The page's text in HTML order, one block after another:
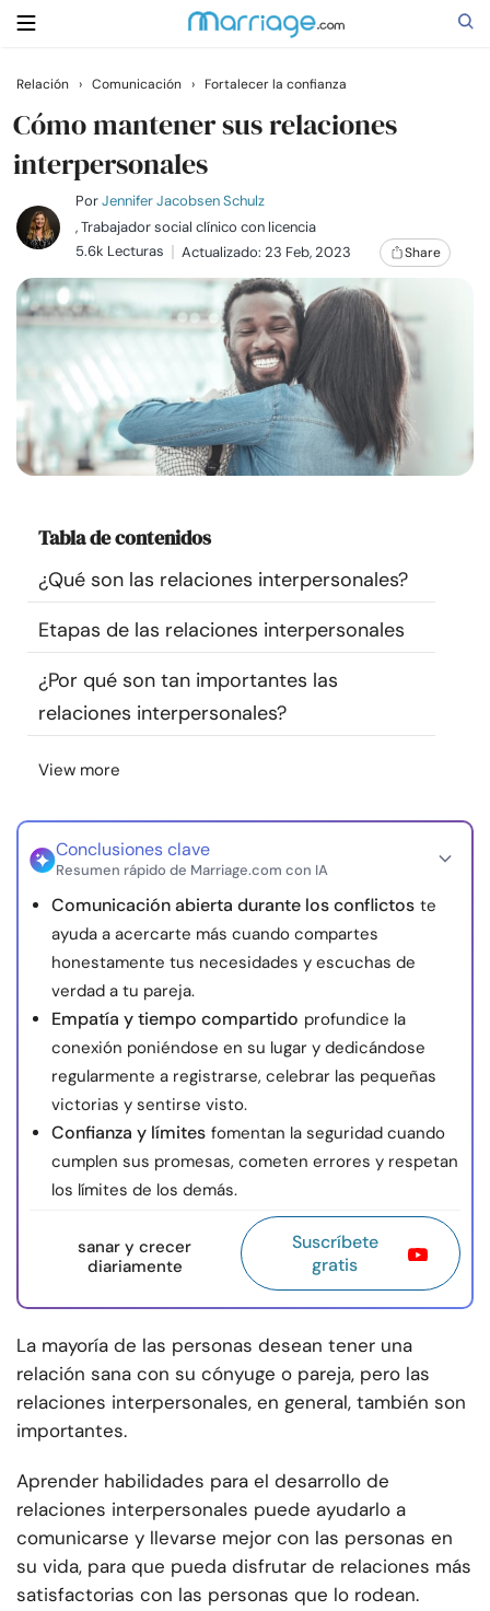
Buscar
Casarse
Relaciones
Familia
Ayuda
Cursos
Comunidad
Encuentra un terapeuta
Idioma
nosotros
© Copyright 2026. Todos los derechos reservados.
Relación › Comunicación › Fortalecer la confianza
Cómo mantener sus relaciones
interpersonales
PorJennifer Jacobsen Schulz
, Trabajador social clínico con licencia
5.6k Lecturas
Actualizado: 23 Feb, 2023 Share
Tabla de contenidos
¿Qué son las relaciones interpersonales?
Etapas de las relaciones interpersonales
¿Por qué son tan importantes las
relaciones interpersonales?
View more
Conclusiones clave
Resumen rápido de Marriage.com con IA
Comunicación abierta durante los conflictos te
ayuda a acercarte más cuando compartes
honestamente tus necesidades y escuchas de
verdad a tu pareja.
Empatía y tiempo compartido profundice la
conexión poniéndose en su lugar y dedicándose
regularmente a registrarse, celebrar las pequeñas
victorias y sentirse visto.
Confianza y límites fomentan la seguridad cuando
cumplen sus promesas, cometen errores y respetan
los límites de los demás.
sanar y crecer
diariamente
Suscríbete
gratis
La mayoría de las personas desean tener una
relación sana con su cónyuge o pareja, pero las
relaciones interpersonales, en general, también son
importantes.
Aprender habilidades para el desarrollo de
relaciones interpersonales puede ayudarlo a
comunicarse y llevarse mejor con las personas en
su vida, para que pueda disfrutar de relaciones más
satisfactorias con las personas que lo rodean.